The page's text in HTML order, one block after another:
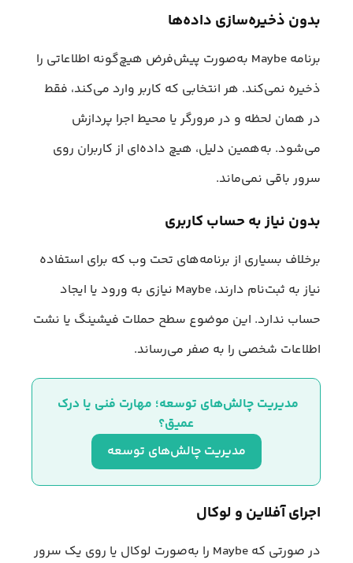
بدون ذخیره‌سازی داده‌ها
برنامه Maybe به‌صورت پیش‌فرض هیچ‌گونه اطلاعاتی را
ذخیره نمی‌کند. هر انتخابی که کاربر وارد می‌کند، فقط
در همان لحظه و در مرورگر یا محیط اجرا پردازش
می‌شود. به‌همین دلیل، هیچ داده‌ای از کاربران روی
سرور باقی نمی‌ماند.
بدون نیاز به حساب کاربری
برخلاف بسیاری از برنامه‌های تحت وب که برای استفاده
نیاز به ثبت‌نام دارند، Maybe نیازی به ورود یا ایجاد
حساب ندارد. این موضوع سطح حملات فیشینگ یا نشت
اطلاعات شخصی را به صفر می‌رساند.
مدیریت چالش‌های توسعه؛ مهارت فنی یا درک
عمیق؟
مدیریت چالش‌های توسعه
اجرای آفلاین و لوکال
در صورتی که Maybe را به‌صورت لوکال یا روی یک سرور